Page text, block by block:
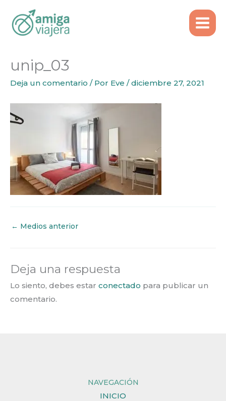
contenido
unip_03
Deja un comentario / Por Eve /diciembre 27, 2021
← Medios anterior
Deja una respuesta
Lo siento, debes estar conectado para publicar un
comentario.
NAVEGACIÓN
INICIO